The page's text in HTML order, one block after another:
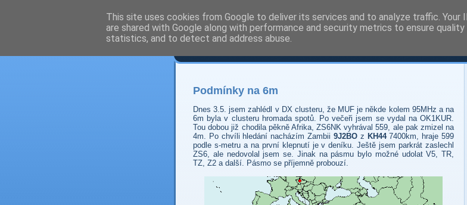
Prdec - Pardubice Hradec
Podmínky na 6m
Dnes 3.5. jsem zahlédl v DX clusteru, že MUF je někde kolem 95MHz a na
6m byla v clusteru hromada spotů. Po večeři jsem se vydal na OK1KUR.
Tou dobou již chodila pěkně Afrika, ZS6NK vyhrával 559, ale pak zmizel na
4m. Po chvíli hledání nacházím Zambii 9J2BOz KH447400km, hraje 599
podle s-metru a na první klepnutí je v deníku. Ještě jsem parkrát zaslechl
ZS6, ale nedovolal jsem se. Jinak na pásmu bylo možné udolat V5, TR,
TZ, Z2 a další. Pásmo se příjemně probouzí.
This site uses cookies from Google to deliver its services and to analyze traffic. Your
are shared with Google along with performance and security metrics to ensure
statistics, and to detect and address abuse.